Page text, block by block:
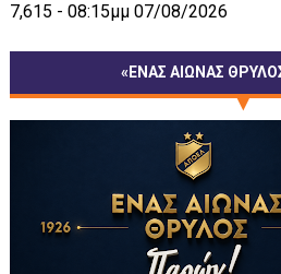
7,615 - 08:15μμ 07/08/2026
«ΕΝΑΣ ΑΙΩΝΑΣ